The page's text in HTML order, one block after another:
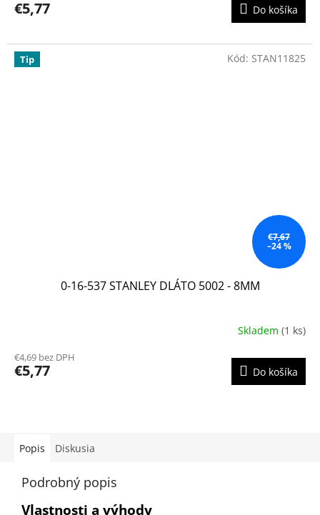
€5,77 Do košíka
Tip
€7,67
–24 %
0-16-537 STANLEY DLÁTO 5002 - 8MM
Skladem (1 ks)
€4,69 bez DPH
€5,77 Do košíka
Kód: STAN11825
Popis Diskusia
Podrobný popis
Vlastnosti a výhody